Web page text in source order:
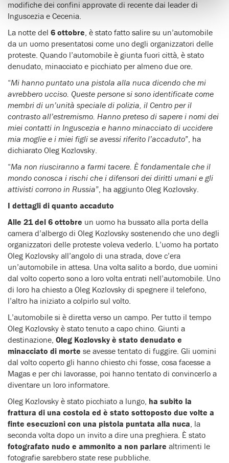
modifiche dei confini approvate di recente dai leader di
Inguscezia e Cecenia.
La notte del 6 ottobre , è stato fatto salire su un’automobile
da un uomo presentatosi come uno degli organizzatori delle
proteste. Quando l’automobile è giunta fuori città, è stato
denudato, minacciato e picchiato per almeno due ore.
“Mi hanno puntato una pistola alla nuca dicendo che mi
avrebbero ucciso. Queste persone si sono identificate come
membri di un’unità speciale di polizia, il Centro per il
contrasto all’estremismo. Hanno preteso di sapere i nomi dei
miei contatti in Inguscezia e hanno minacciato di uccidere
mia moglie e i miei figli se avessi riferito l’accaduto”, ha
dichiarato Oleg Kozlovsky.
“Ma non riusciranno a farmi tacere. È fondamentale che il
mondo conosca i rischi che i difensori dei diritti umani e gli
attivisti corrono in Russia”, ha aggiunto Oleg Kozlovsky.
I dettagli di quanto accaduto
Alle 21 del 6 ottobre un uomo ha bussato alla porta della
camera d’albergo di Oleg Kozlovsky sostenendo che uno degli
organizzatori delle proteste voleva vederlo. L’uomo ha portato
Oleg Kozlovsky all’angolo di una strada, dove c’era
un’automobile in attesa. Una volta salito a bordo, due uomini
dal volto coperto sono a loro volta entrati nell’automobile. Uno
di loro ha chiesto a Oleg Kozlovsky di spegnere il telefono,
l’altro ha iniziato a colpirlo sul volto.
L’automobile si è diretta verso un campo. Per tutto il tempo
Oleg Kozlovsky è stato tenuto a capo chino. Giunti a
destinazione, Oleg Kozlovsky è stato denudato e
minacciato di morte se avesse tentato di fuggire. Gli uomini
dal volto coperto gli hanno chiesto chi fosse, cosa facesse a
Magas e per chi lavorasse, poi hanno tentato di convincerlo a
diventare un loro informatore.
Oleg Kozlovsky è stato picchiato a lungo, ha subito la
frattura di una costola ed è stato sottoposto due volte a
finte esecuzioni con una pistola puntata alla nuca , la
seconda volta dopo un invito a dire una preghiera. È stato
fotografato nudo e ammonito a non parlare altrimenti le
fotografie sarebbero state rese pubbliche.